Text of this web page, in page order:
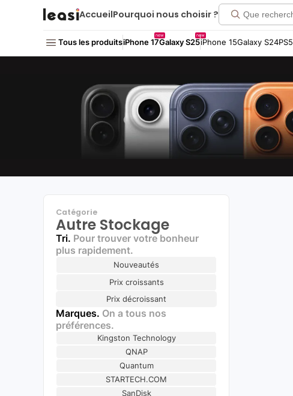
AccueilPourquoi nous choisir ?
Tous les produitsiPhone 17
new
Galaxy S25
new
iPhone 15Galaxy S24PS5
Catégorie
Autre Stockage
Tri. Pour trouver votre bonheur
plus rapidement.
Nouveautés
Prix croissants
Prix décroissant
Marques. On a tous nos
préférences.
Kingston Technology
QNAP
Quantum
STARTECH.COM
SanDisk